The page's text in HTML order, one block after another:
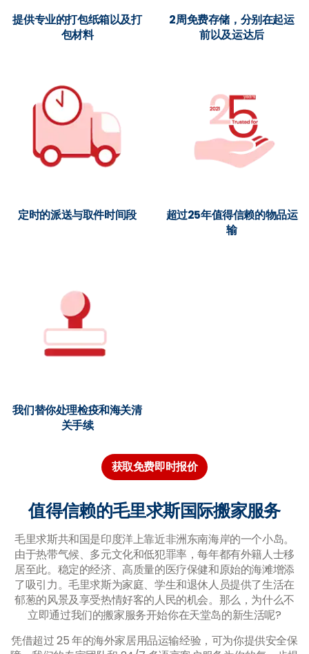
提供专业的打包纸箱以及打
包材料
2周免费存储，分别在起运
前以及运达后
定时的派送与取件时间段
超过25年值得信赖的物品运
输
我们替你处理检疫和海关清
关手续
获取免费即时报价
值得信赖的毛里求斯国际搬家服务
毛里求斯共和国是印度洋上靠近非洲东南海岸的一个小岛。
由于热带气候、多元文化和低犯罪率，每年都有外籍人士移
居至此。稳定的经济、高质量的医疗保健和原始的海滩增添
了吸引力。毛里求斯为家庭、学生和退休人员提供了生活在
郁葱的风景及享受热情好客的人民的机会。那么，为什么不
立即通过我们的搬家服务开始你在天堂岛的新生活呢?
凭借超过 25 年的海外家居用品运输经验，可为你提供安全保